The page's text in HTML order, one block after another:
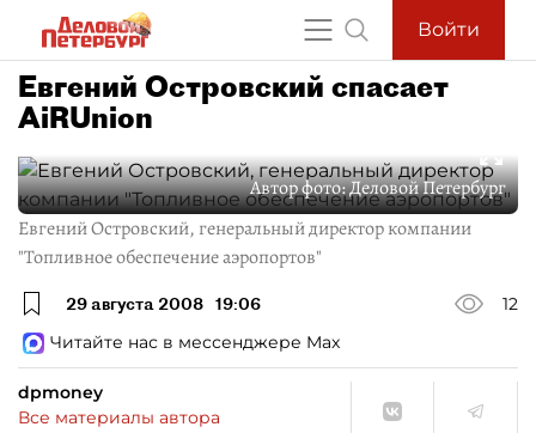
Войти
Евгений Островский спасает
AiRUnion
Автор фото:Деловой Петербург
Евгений Островский, генеральный директор компании
"Топливное обеспечение аэропортов"
29 августа 2008 19:06
12
Читайте нас в мессенджере Max
dpmoney
Все материалы автора